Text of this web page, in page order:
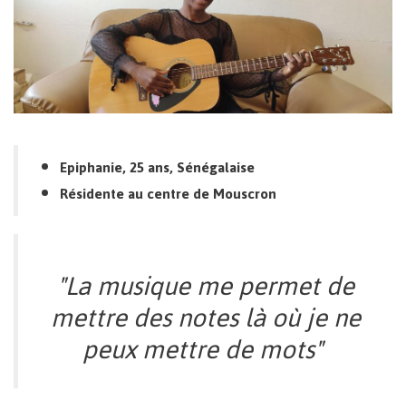
Epiphanie, 25 ans, Sénégalaise
Résidente au centre de Mouscron
"La musique me permet de
mettre des notes là où je ne
peux mettre de mots"